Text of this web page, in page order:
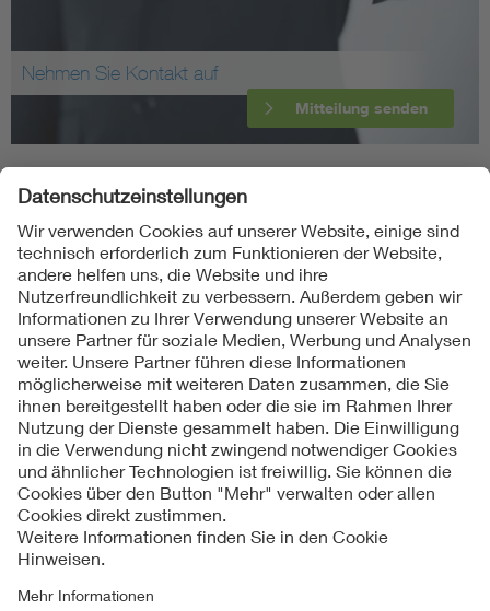
Nehmen Sie Kontakt auf
Mitteilung senden
Folgen Sie uns
Kontakt
Impressum
Datenschutzinformationen
Cookie Hinweise
Compliance